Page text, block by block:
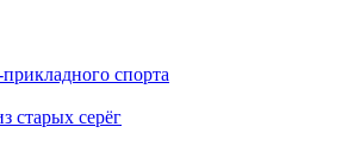
спорта
старых серёг